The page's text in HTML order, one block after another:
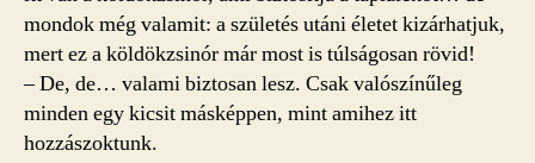
mondok még valamit: a születés utáni életet kizárhatjuk,
mert ez a köldökzsinór már most is túlságosan rövid!
– De, de… valami biztosan lesz. Csak valószínűleg
minden egy kicsit másképpen, mint amihez itt
hozzászoktunk.